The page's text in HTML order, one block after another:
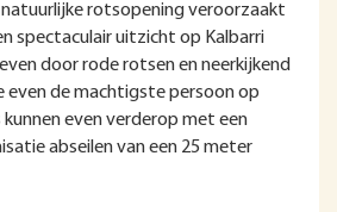
natuurlijke rotsopening veroorzaakt
spectaculair uitzicht op Kalbarri
door rode rotsen en neerkijkend
even de machtigste persoon op
even verderop met een
abseilen van een 25 meter